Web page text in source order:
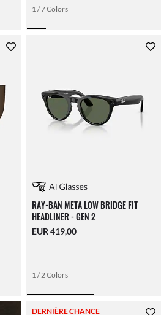
1 / 7 Colors
RAY-BAN META LOW BRIDGE FIT
HEADLINER - GEN 2
EUR 419,00
1 / 2 Colors
DERNIÈRE CHANCE